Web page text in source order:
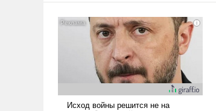
нужно отвечать.